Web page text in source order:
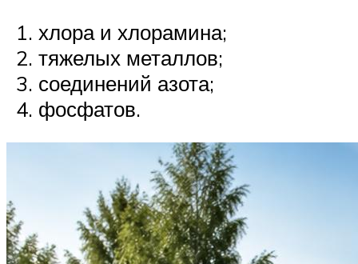
хлора и хлорамина;
тяжелых металлов;
соединений азота;
фосфатов.